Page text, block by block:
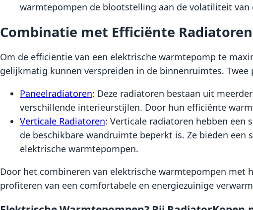
warmtepompen de blootstelling aan de volatiliteit
Combinatie met Efficiënte Radiatoren
Om de efficiëntie van een elektrische warmtepomp te
gelijkmatig kunnen verspreiden in de binnenruimtes.
Paneelradiatoren: Deze radiatoren bestaan uit
verschillende interieurstijlen. Door hun efficiënte
Verticale Radiatoren: Verticale radiatoren hebben een
de beschikbare wandruimte beperkt is. Ze bieden
elektrische warmtepompen.
Door het combineren van elektrische warmtepompen met
profiteren van een comfortabele en energiezuinige